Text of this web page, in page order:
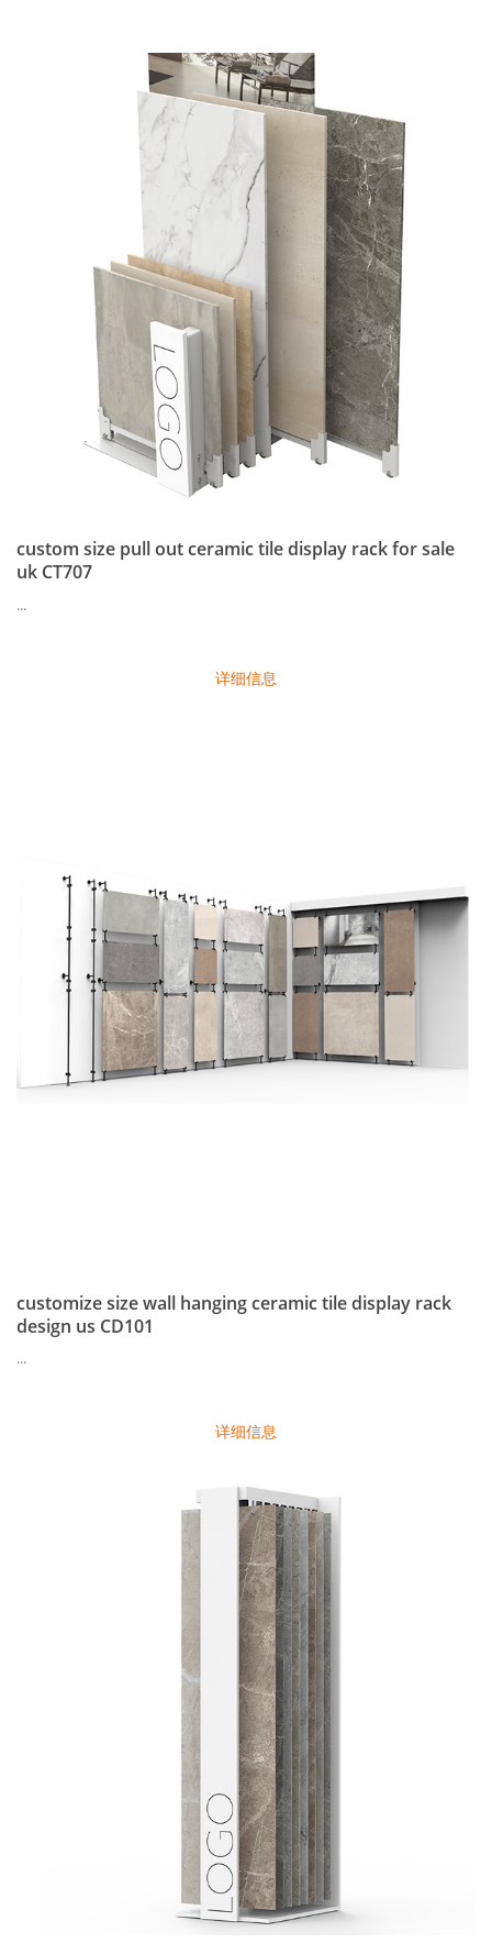
custom size pull out ceramic tile display rack for sale
uk CT707
...
详细信息
customize size wall hanging ceramic tile display rack
design us CD101
...
详细信息